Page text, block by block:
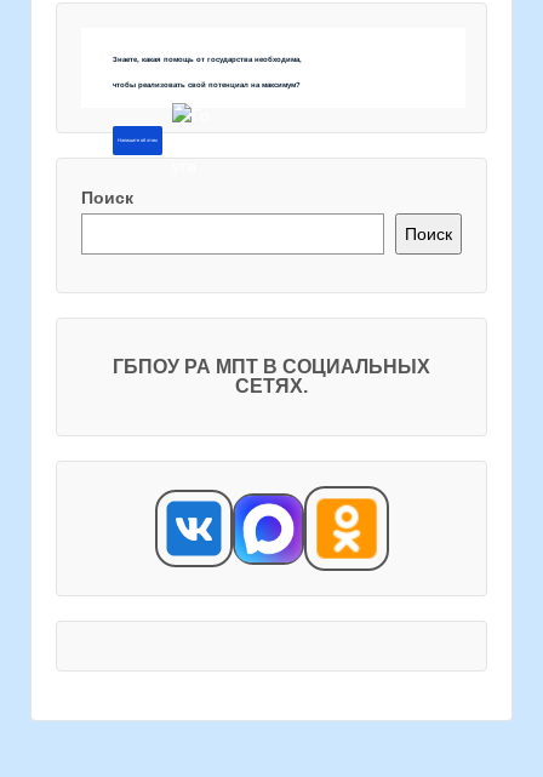
Знаете, какая помощь от государства необходима,
чтобы реализовать свой потенциал на максимум?
Напишите об этом
Поиск
Поиск
ГБПОУ РА МПТ В СОЦИАЛЬНЫХ
СЕТЯХ.